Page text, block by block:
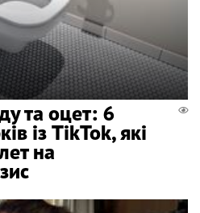
та оцет: 6
із TikTok, які
на